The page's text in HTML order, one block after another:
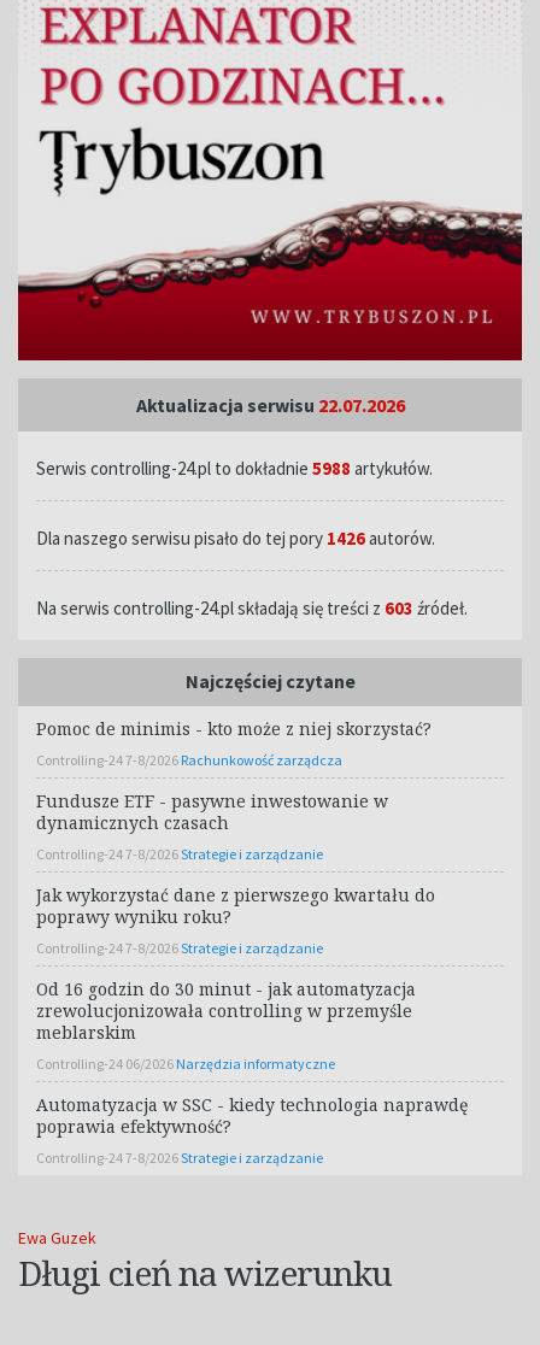
Ewa Guzek
Długi cień na wizerunku
Aktualizacja serwisu 22.07.2026
Serwis controlling-24.pl to dokładnie 5988 artykułów.
Dla naszego serwisu pisało do tej pory 1426autorów.
Na serwis controlling-24.pl składają się treści z 603 źródeł.
Najczęściej czytane
Pomoc de minimis - kto może z niej skorzystać?
Controlling-24 7-8/2026 Rachunkowość zarządcza
Fundusze ETF - pasywne inwestowanie w
dynamicznych czasach
Controlling-24 7-8/2026Strategie i zarządzanie
Jak wykorzystać dane z pierwszego kwartału do
poprawy wyniku roku?
Controlling-24 7-8/2026Strategie i zarządzanie
Od 16 godzin do 30 minut - jak automatyzacja
zrewolucjonizowała controlling w przemyśle
meblarskim
Controlling-24 06/2026 Narzędzia informatyczne
Automatyzacja w SSC - kiedy technologia naprawdę
poprawia efektywność?
Controlling-24 7-8/2026Strategie i zarządzanie